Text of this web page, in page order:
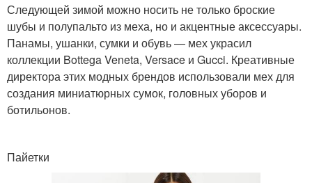
Следующей зимой можно носить не только броские
шубы и полупальто из меха, но и акцентные аксессуары.
Панамы, ушанки, сумки и обувь — мех украсил
коллекции Bottega Veneta, Versace и Gucci. Креативные
директора этих модных брендов использовали мех для
создания миниатюрных сумок, головных уборов и
ботильонов.
Пайетки